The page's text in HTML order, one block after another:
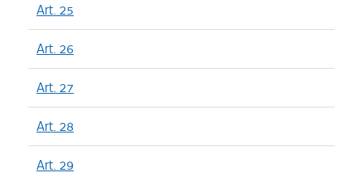
Art. 25
Art. 26
Art. 27
Art. 28
Art. 29